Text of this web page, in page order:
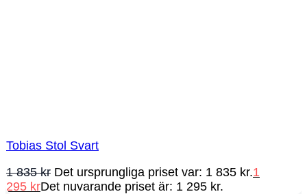
Tobias Stol Svart
1 835kr Det ursprungliga priset var: 1 835 kr.1
295 krDet nuvarande priset är: 1 295 kr.